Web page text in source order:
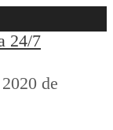
de